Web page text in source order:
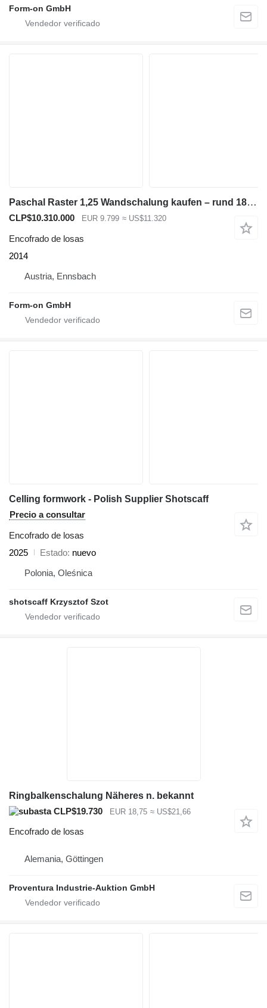
Form-on GmbH
Paschal Raster 1,25 Wandschalung kaufen – rund 188 m² Gesamtpaket sofort
CLP$10.310.000 EUR 9.799 ≈ US$11.320
Encofrado de losas
2014
Austria, Ennsbach
Form-on GmbH
Celling formwork - Polish Supplier Shotscaff
Precio a consultar
Encofrado de losas
2025
Estado nuevo
Polonia, Oleśnica
shotscaff Krzysztof Szot
Ringbalkenschalung Näheres n. bekannt
CLP$19.730
EUR 18,75 ≈ US$21,66
Encofrado de losas
Alemania, Göttingen
Proventura Industrie-Auktion GmbH